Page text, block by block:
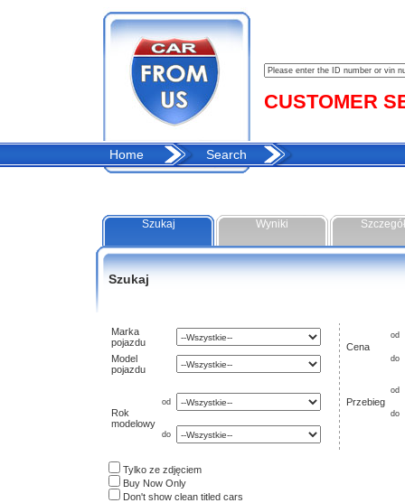
CUSTOMER
Home Search
Szukaj Wyniki
Szukaj
Marka
pojazdu
Model
pojazdu
Rok
modelowy
od
do
Cena
od
do
Przebieg
od
do
Tylko ze zdjęciem
Buy Now Only
Don't show clean titled cars